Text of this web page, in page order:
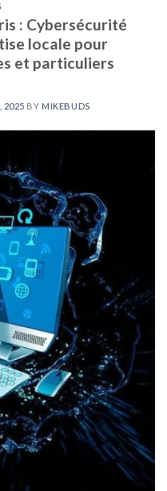
: Cybersécurité
locale pour
et particuliers
2025 BY MIKEBUDS